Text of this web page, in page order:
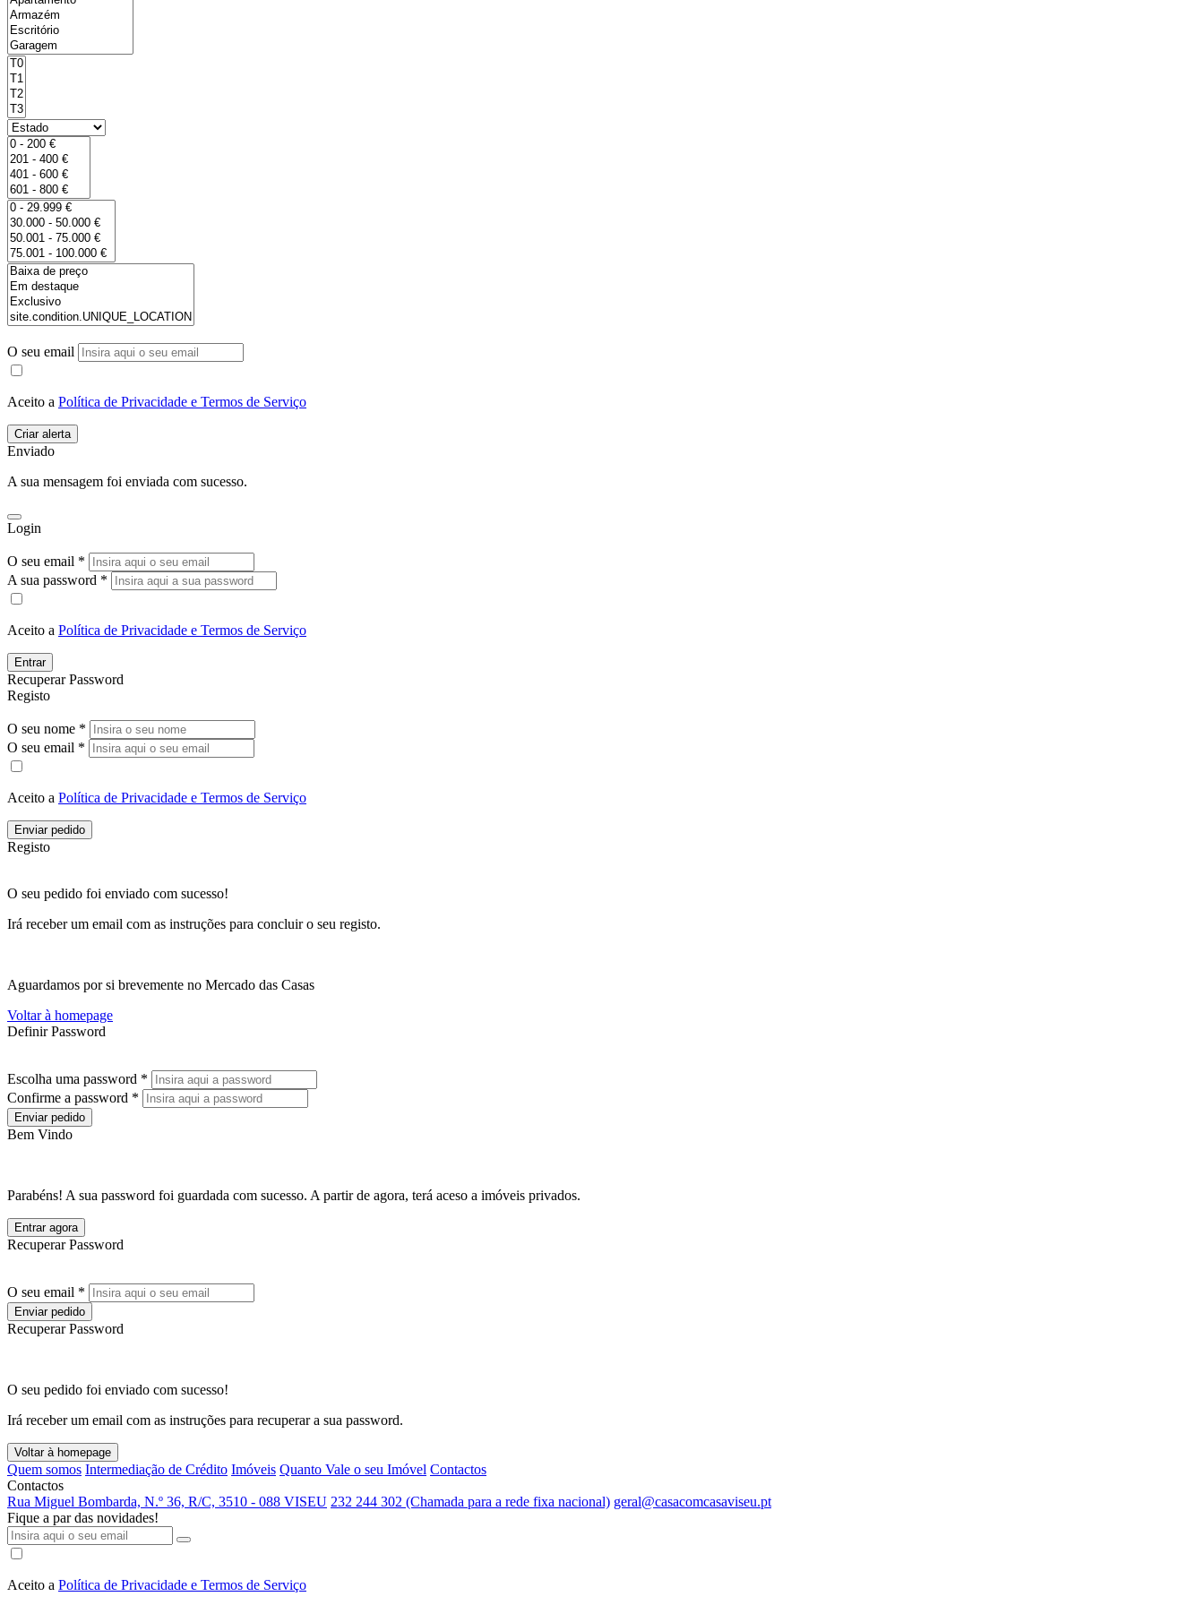
O seu email
Aceito a Política de Privacidade e Termos de Serviço
Enviado
A sua mensagem foi enviada com sucesso.
Login
O seu email *
A sua password *
Aceito a Política de Privacidade e Termos de Serviço
Entrar
Recuperar Password
Registo
O seu nome *
O seu email *
Aceito a Política de Privacidade e Termos de Serviço
Enviar pedido
Registo
O seu pedido foi enviado com sucesso!
Irá receber um email com as instruções para concluir o seu registo.
Aguardamos por si brevemente no Mercado das Casas
Voltar à homepage
Definir Password
Escolha uma password *
Confirme a password *
Enviar pedido
Bem Vindo
Parabéns! A sua password foi guardada com sucesso. A partir de agora, terá aceso a imóveis privados.
Entrar agora
Recuperar Password
O seu email *
Enviar pedido
Recuperar Password
O seu pedido foi enviado com sucesso!
Irá receber um email com as instruções para recuperar a sua password.
Voltar à homepage
Quem somos Intermediação de Crédito Imóveis Quanto Vale o seu Imóvel Contactos
Contactos
Rua Miguel Bombarda, N.º 36, R/C, 3510 - 088 VISEU 232 244 302 (Chamada para a rede fixa nacional) geral@casacomcasaviseu.pt
Fique a par das novidades!
Aceito a Política de Privacidade e Termos de Serviço